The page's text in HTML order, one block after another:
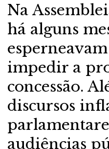
Na
há alguns
impedir a
concessão.
discursos
audiências